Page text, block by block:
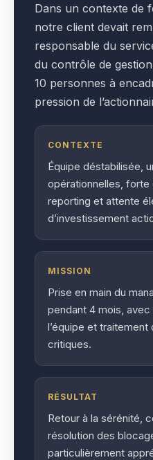
Dans un contexte de
notre client devait
responsable du
du contrôle de
10 personnes à
pression de
CONTEXTE
Équipe déstabilisée,
opérationnelles,
reporting et attente
d’investissement
MISSION
Prise en main du
pendant 4 mois,
l’équipe et
critiques.
RÉSULTAT
Retour à la sérénité,
résolution des
particulièrement